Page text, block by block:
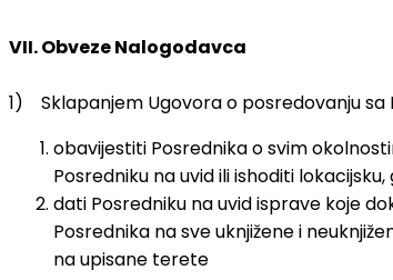
VII. Obveze Nalogodavca
1) Sklapanjem Ugovora o posredovanju
obavijestiti Posrednika o svim
Posredniku na uvid ili ishoditi
dati Posredniku na uvid isprave koje
Posrednika na sve uknjižene i
na upisane terete